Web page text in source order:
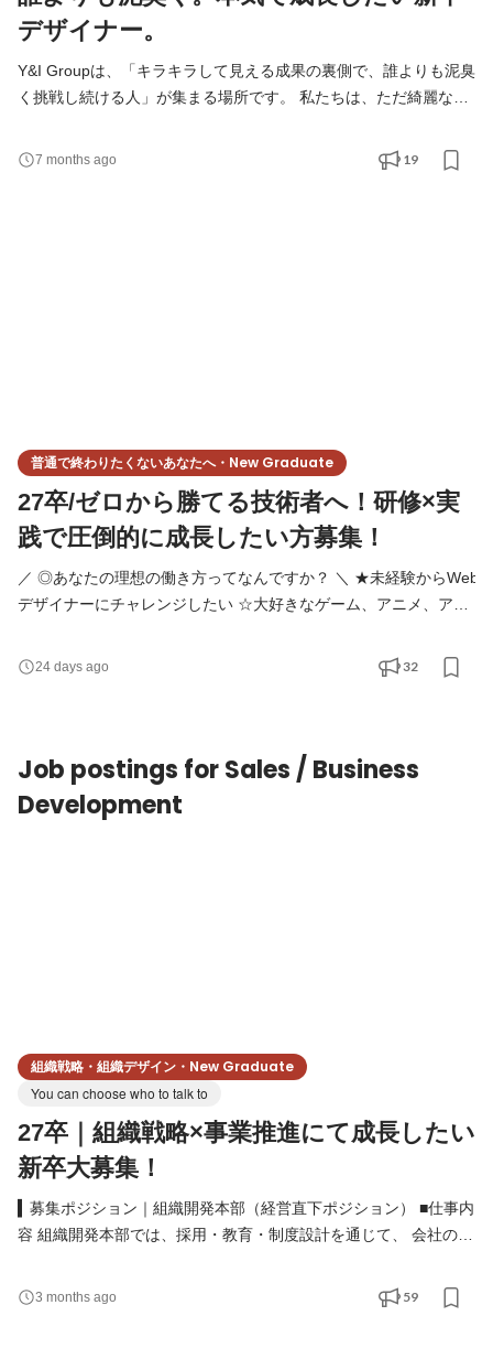
デザイナー。
Y&I Groupは、「キラキラして見える成果の裏側で、誰よりも泥臭
く挑戦し続ける人」が集まる場所です。 私たちは、ただ綺麗なデ
企画し、設計し、改善し、成果を出す。 一時的なスキルや肩書き
ではなく、 「10年後でも市場から求められる人材」を育てるこ
7 months ago 19
普通で終わりたくないあなたへ・New Graduate
27卒/ゼロから勝てる技術者へ！研修×実
践で圧倒的に成長したい方募集！
／ ◎あなたの理想の働き方ってなんですか？ ＼ ★未経験からWeb
デザイナーにチャレンジしたい ☆大好きなゲーム、アニメ、アパ
ク！知識を活かしてみたい ☆フルリモートで場所を選ばず働く！
24 days ago 32
Job postings for Sales / Business
Development
組織戦略・組織デザイン・New Graduate
You can choose who to talk to
27卒｜組織戦略×事業推進にて成長したい
新卒大募集！
▍募集ポジション｜組織開発本部（経営直下ポジション） ■仕事内
容 組織開発本部では、採用・教育・制度設計を通じて、 会社の成
ではなく、 「どんな人を採り、どう育て、どう活躍させるか」ま
3 months ago 59